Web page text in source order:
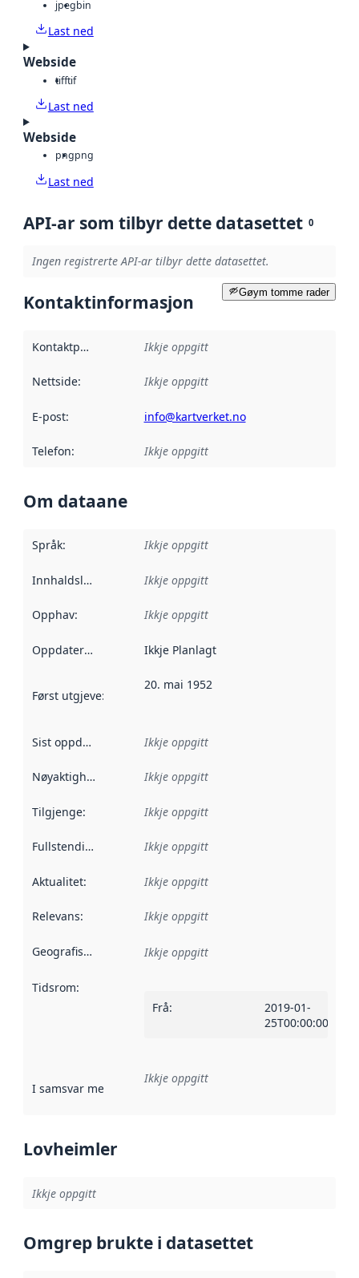
jpegbin
Last ned
Webside
tifftif
Last ned
Webside
pngpng
Last ned
API-ar som tilbyr dette datasettet 0
Ingen registrerte API-ar tilbyr dette datasettet.
Gøym tomme rader
Kontaktinformasjon
Kontaktpunkt Ikkje oppgitt
Nettside: Ikkje oppgitt
E-post: info@kartverket.no
Telefon: Ikkje oppgitt
Om dataane
Språk: Ikkje oppgitt
Innhaldsleverandørar :
Ikkje oppgitt
Opphav: Ikkje oppgitt
Oppdateringsfrekvens :
Ikkje Planlagt
Først utgjeve:
20. mai 1952
Sist oppdatert Ikkje oppgitt
Nøyaktigheit Ikkje oppgitt
Tilgjenge: Ikkje oppgitt
Fullstendigheit Ikkje oppgitt
Aktualitet: Ikkje oppgitt
Relevans: Ikkje oppgitt
Geografisk område Ikkje oppgitt
Tidsrom:
Frå:
2019-01-
25T00:00:00Z
I samsvar med Referanse til ei implementeringsregel eller
Ikkje oppgitt
Lovheimler
Ikkje oppgitt
Omgrep brukte i datasettet